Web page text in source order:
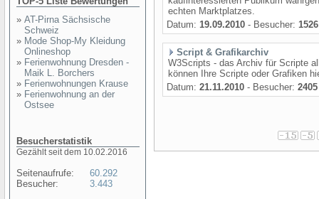
» AT-Pirna Sächsische
Schweiz
» Mode Shop-My Kleidung
Onlineshop
» Ferienwohnung Dresden -
Maik L. Borchers
» Ferienwohnungen Krause
» Ferienwohnung an der
Ostsee
Besucherstatistik
Gezählt seit dem 10.02.2016
Seitenaufrufe:
Besucher:
60.292
3.443
echten Marktplatzes.
Datum: 19.09.2010 - Besucher: 1526
Script & Grafikarchiv
W3Scripts - das Archiv für Scripte
können Ihre Scripte oder Grafiken
Datum: 21.11.2010 - Besucher: 2405